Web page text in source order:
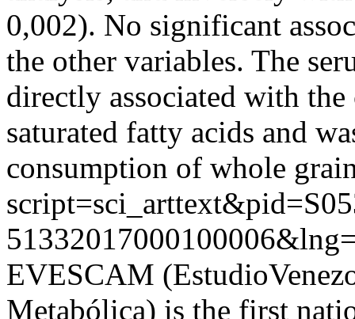
0,002). No significant
the other variables. The
directly associated with
saturated fatty acids and
consumption of whole
EVESCAM
Metabólica) is the first